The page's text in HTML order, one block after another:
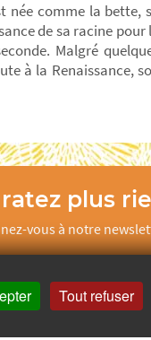
née comme la bette,
de sa racine pour
Malgré
à la Renaissance,
plus
vous à notre
Tout refuser